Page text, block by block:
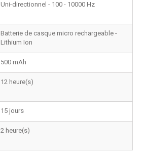
Uni-directionnel - 100 - 10000 Hz
Batterie de casque micro rechargeable -
Lithium Ion
500 mAh
12 heure(s)
15 jours
2 heure(s)